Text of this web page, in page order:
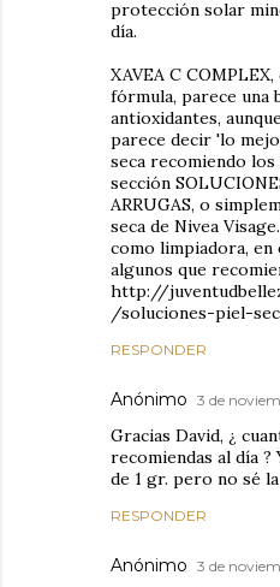
protección solar
día.
XAVEA C
fórmula, parece una
antioxidantes,
parece decir 'lo
seca recomiendo
sección
ARRUGAS, o
seca de Nivea
como limpiadora, en
algunos que
http://
/soluciones-piel-
RESPONDER
Anónimo 3 de
Gracias David, ¿
recomiendas al día ?
de 1 gr. pero no sé
RESPONDER
Anónimo 3 de